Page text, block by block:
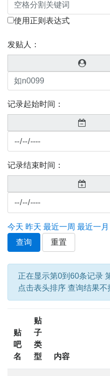
使用正则表达式
发贴人：
记录起始时间：
记录结束时间：
今天 昨天 最近一周 最近一月
查询
重置
正在显示第0到60条记录
点击表头排序 查询结果
贴
吧
名
贴
子
类
型
内容